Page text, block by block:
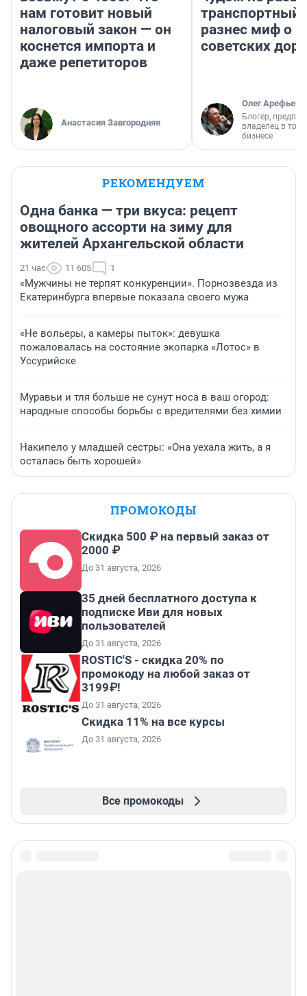
нам готовит новый
налоговый закон — он
коснется импорта и
даже репетиторов
Анастасия Завгородняя
транспортный
разнес миф о
советских
Олег Арефьев
Блогер,
владелец в
бизнесе
РЕКОМЕНДУЕМ
Одна банка — три вкуса: рецепт
овощного ассорти на зиму для
жителей Архангельской области
21 час 11 605 1
«Мужчины не терпят конкуренции». Порнозвезда из
Екатеринбурга впервые показала своего мужа
«Не вольеры, а камеры пыток»: девушка
пожаловалась на состояние экопарка «Лотос» в
Уссурийске
Муравьи и тля больше не сунут носа в ваш огород:
народные способы борьбы с вредителями без химии
Накипело у младшей сестры: «Она уехала жить, а я
осталась быть хорошей»
ПРОМОКОДЫ
Скидка 500 ₽ на первый заказ от
2000 ₽
До 31 августа, 2026
35 дней бесплатного доступа к
подписке Иви для новых
пользователей
До 31 августа, 2026
ROSTIC'S - скидка 20% по
промокоду на любой заказ от
3199₽!
До 31 августа, 2026
Скидка 11% на все курсы
До 31 августа, 2026
Все промокоды